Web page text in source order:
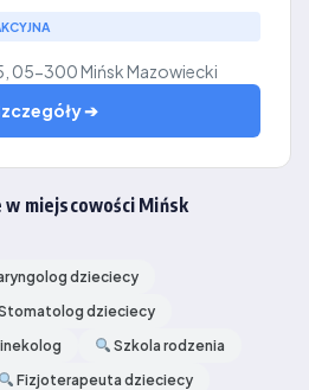
05-300 Mińsk Mazowiecki
➔
w miejscowości Mińsk
dzieciecy
dzieciecy
Szkola rodzenia
Fizjoterapeuta dzieciecy